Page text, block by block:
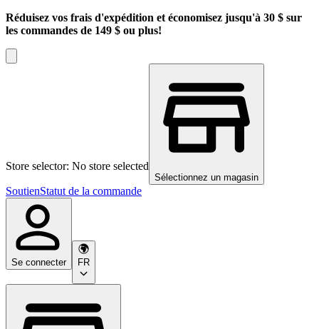
Réduisez vos frais d'expédition et économisez jusqu'à 30 $ sur
les commandes de 149 $ ou plus!
Store selector: No store selected
Sélectionnez un magasin
SoutienStatut de la commande
Se connecter FR